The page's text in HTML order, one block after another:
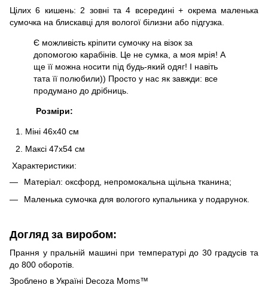
Цілих 6 кишень: 2 зовні та 4 всередині + окрема маленька
сумочка на блискавці для вологої білизни або підгузка.
Є можливість кріпити сумочку на візок за
допомогою карабінів. Це не сумка, а моя мрія! А
ще її можна носити під будь-який одяг! І навіть
тата її полюбили)) Просто у нас як завжди: все
продумано до дрібниць.
Розміри:
Міні 46х40 см
Максі 47х54 см
Характеристики:
Матеріал: оксфорд, непромокальна щільна тканина;
Маленька сумочка для вологого купальника у подарунок.
Догляд за виробом:
Прання у пральній машині при температурі до 30 градусів та
до 800 оборотів.
Зроблено в Україні Decoza Moms™